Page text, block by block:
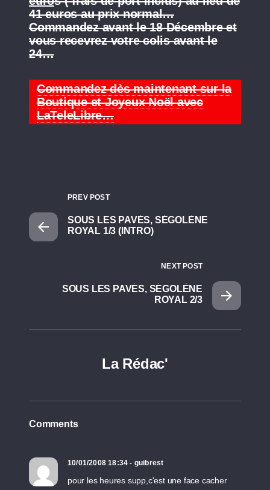
41 euros au prix normal…
Commandez avant le 18 Décembre et
vous recevrez votre colis avant le
24…
Commandez dès maintenant sur la
Boutique et Joyeux Noël avec
LaTeleLibre…
PREV POST
SOUS LES PAVÉS, SÉGOLÈNE
ROYAL 1/3 (INTRO)
NEXT POST
SOUS LES PAVÉS, SÉGOLÈNE
ROYAL 2/3
La Rédac'
Comments
10/01/2008 18:34 - guibrest
pour les heures supp,c'est une face cacher